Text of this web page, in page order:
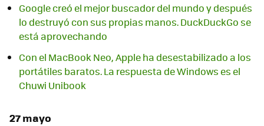
Google creó el mejor buscador del mundo y después
lo destruyó con sus propias manos. DuckDuckGo se
está aprovechando
Con el MacBook Neo, Apple ha desestabilizado a los
portátiles baratos. La respuesta de Windows es el
Chuwi Unibook
27 mayo